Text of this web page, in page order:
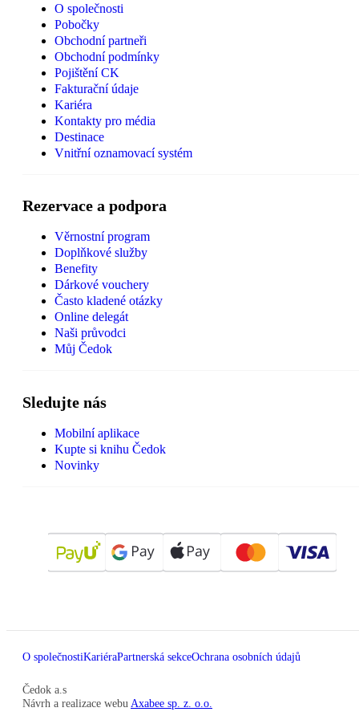
O společnosti
Pobočky
Obchodní partneři
Obchodní podmínky
Pojištění CK
Fakturační údaje
Kariéra
Kontakty pro média
Destinace
Vnitřní oznamovací systém
Rezervace a podpora
Věrnostní program
Doplňkové služby
Benefity
Dárkové vouchery
Často kladené otázky
Online delegát
Naši průvodci
Můj Čedok
Sledujte nás
Mobilní aplikace
Kupte si knihu Čedok
Novinky
O společnostiKariéraPartnerská sekceOchrana osobních údajů
Čedok a.s
Návrh a realizace webu Axabee sp. z. o.o.